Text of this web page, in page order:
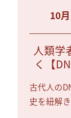
10
人類学
く【
古代人の
史を紐解